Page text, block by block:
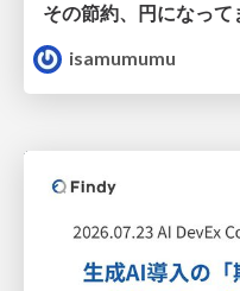
その節約、円になって
isamumumu